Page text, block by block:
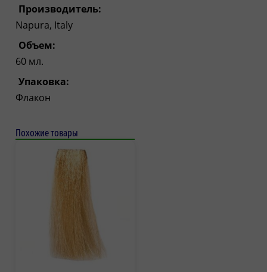
Производитель:
Napura, Italy
Объем:
60 мл.
Упаковка:
Флакон
Похожие товары